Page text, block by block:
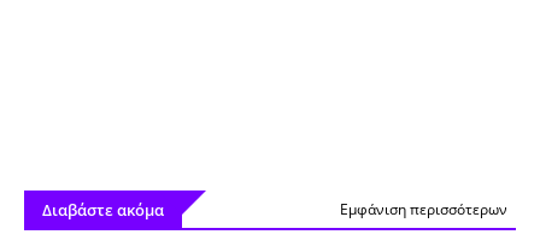
Διαβάστε ακόμα Εμφάνιση περισσότερων